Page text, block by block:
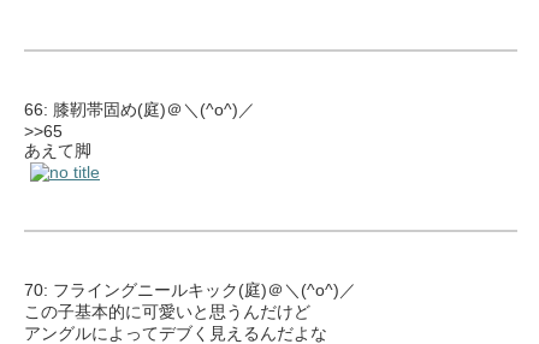
66: 膝靭帯固め(庭)＠＼(^o^)／
>>65
あえて脚
70: フライングニールキック(庭)＠＼(^o^)／
この子基本的に可愛いと思うんだけど
アングルによってデブく見えるんだよな